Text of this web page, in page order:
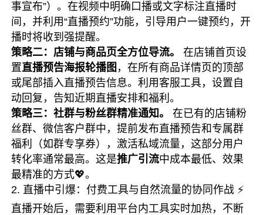
事宣布”）。在视频中明确口播或文字标注直播时
间，并利用“直播预约”功能，引导用户一键预约，开
播时将收到强提醒。
策略二：店铺与商品页全方位导流。
在店铺首页设
置直播预告海报轮播图 ，在所有商品详情页的顶部
或尾部插入直播预告信息。利用客服工具，设置自
动回复，告知近期直播安排和福利。
策略三：社群与粉丝群精准通知。
在已有的店铺粉
丝群、微信客户群中，提前发布直播预告和专属群
福利（如群专享券），激活私域流量，这部分用户
转化率通常最高。这是推广引流中成本最低、效果
最精准的方式💖。
2. 直播中引爆：付费工具与自然流量的协同作战 ⚡
直播开始后，需要利用平台内工具实时加热，不断